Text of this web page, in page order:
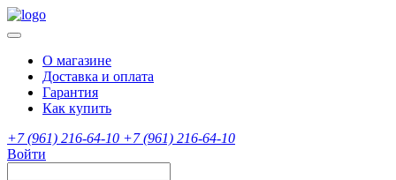
О магазине
Доставка и оплата
Гарантия
Как купить
+7 (961) 216-64-10 +7 (961) 216-64-10
Войти